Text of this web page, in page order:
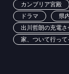
カンブリア宮殿
ドラマ
県
出川哲朗の充電
家、ついて行って